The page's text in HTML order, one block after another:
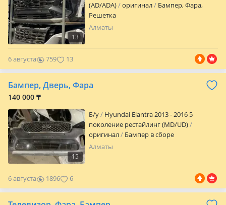
13
(AD/ADA)
оригинал
Бампер, Фара,
Решетка
Алматы
6 августа 759 13
Бампер, Дверь, Фара
140 000 ₸
15
Б/y
Hyundai Elantra 2013 - 2016 5
поколение рестайлинг (MD/UD)
оригинал
Бампер в сборе
Алматы
6 августа 1896 6